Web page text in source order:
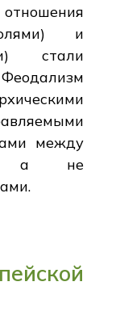
и
стали
между
а не